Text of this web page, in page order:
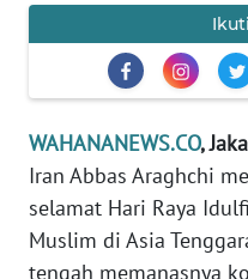
WAHANANEWS.CO,
Iran Abbas Araghchi
selamat Hari Raya
Muslim di Asia
tengah memanasnya
EDITORIAL
INDEKS
BERITA